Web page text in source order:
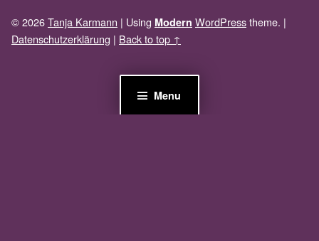
Menu
© 2026Tanja Karmann | Using Modern WordPresstheme. |
Datenschutzerklärung | Back to top ↑